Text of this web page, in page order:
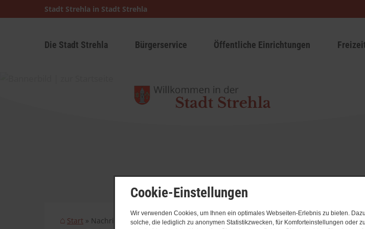
Cookie-Einstellungen
Wir verwenden Cookies, um Ihnen ein optimales Webseiten-Erlebnis zu bieten.
solche, die lediglich zu anonymen Statistikzwecken, für Komforteinstellungen oder
Stadt Strehla in Stadt Strehla
Die Stadt Strehla Bürgerservice Öffentliche Einrichtungen
Start Nachrichtenarchiv